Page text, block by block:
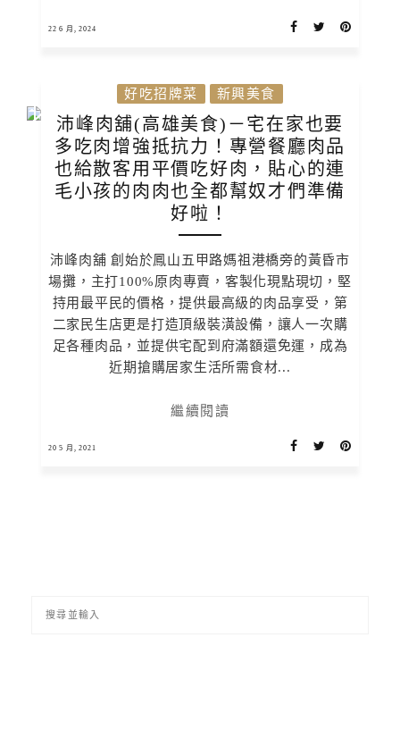
22 6 月, 2024
好吃招牌菜 新興美食
沛峰肉舖(高雄美食)－宅在家也要
多吃肉增強抵抗力！專營餐廳肉品
也給散客用平價吃好肉，貼心的連
毛小孩的肉肉也全都幫奴才們準備
好啦！
沛峰肉舖 創始於鳳山五甲路媽祖港橋旁的黃昏市
場攤，主打100%原肉專賣，客製化現點現切，堅
持用最平民的價格，提供最高級的肉品享受，第
二家民生店更是打造頂級裝潢設備，讓人一次購
足各種肉品，並提供宅配到府滿額還免運，成為
近期搶購居家生活所需食材...
繼續閱讀
20 5 月, 2021